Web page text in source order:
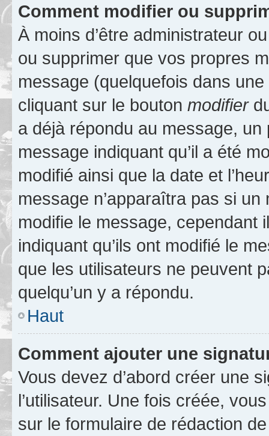
Comment modifier ou
À moins d’être administrateur
ou supprimer que vos propres
message (quelquefois dans
cliquant sur le bouton modifier
a déjà répondu au message, un
message indiquant qu’il a été
modifié ainsi que la date et
message n’apparaîtra pas si
modifie le message, cependant
indiquant qu’ils ont modifié le
que les utilisateurs ne peuvent
quelqu’un y a répondu.
Haut
Comment ajouter une
Vous devez d’abord créer une
l’utilisateur. Une fois créée,
sur le formulaire de rédaction